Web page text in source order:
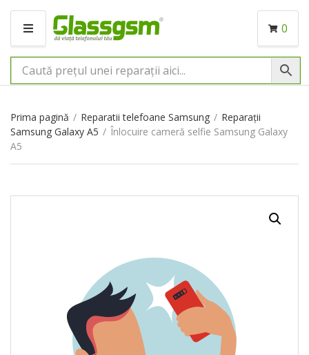
M
N
I
0
Prima pagină / Reparatii telefoane Samsung / Reparații
Samsung Galaxy A5 / Înlocuire cameră selfie Samsung Galaxy
A5